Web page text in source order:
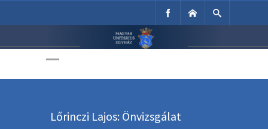
Unitárius Egyház
Lőrinczi Lajos: Önvizsgálat